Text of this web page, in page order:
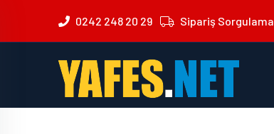
0242 248 20 29 Sipariş Sorgulama